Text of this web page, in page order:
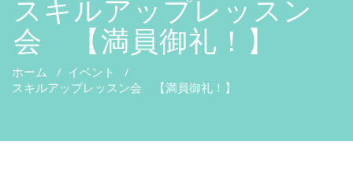
スキルアップレッスン
会 【満員御礼！】
ホーム / イベント
/
スキルアップレッスン会 【満員御礼！】